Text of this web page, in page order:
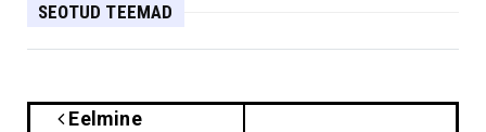
SEOTUD TEEMAD
Eelmine